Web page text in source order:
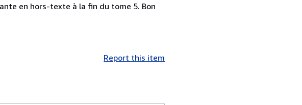
en hors-texte à la fin du tome 5. Bon
Report this item